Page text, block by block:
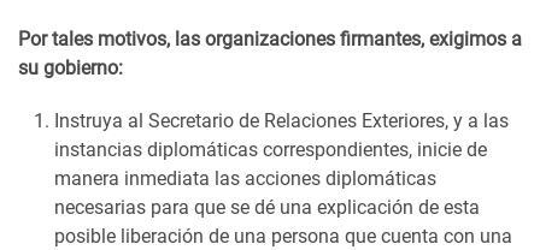
Por tales motivos, las organizaciones firmantes, exigimos a
su gobierno:
Instruya al Secretario de Relaciones Exteriores, y a las
instancias diplomáticas correspondientes, inicie de
manera inmediata las acciones diplomáticas
necesarias para que se dé una explicación de esta
posible liberación de una persona que cuenta con una